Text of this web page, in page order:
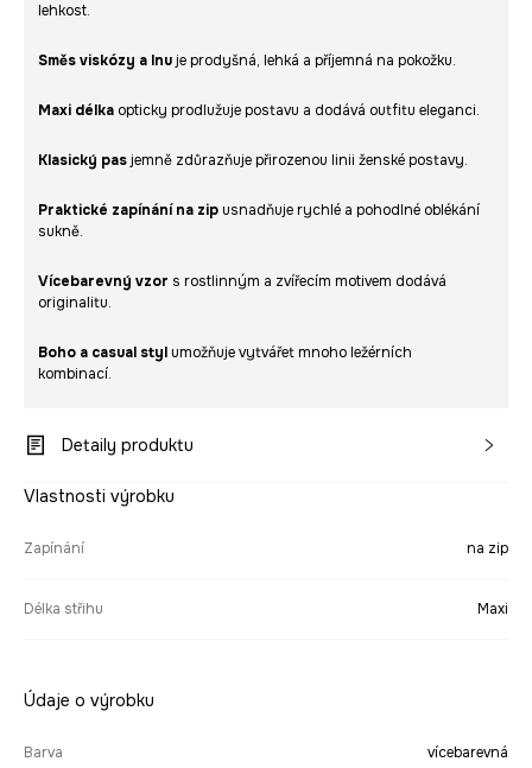
lehkost.
Směs viskózy a lnuje prodyšná, lehká a příjemná na pokožku.
Maxi délka opticky prodlužuje postavu a dodává outfitu eleganci.
Klasický pasjemně zdůrazňuje přirozenou linii ženské postavy.
Praktické zapínání na zip usnadňuje rychlé a pohodlné oblékání
sukně.
Vícebarevný vzor s rostlinným a zvířecím motivem dodává
originalitu.
Boho a casual styl umožňuje vytvářet mnoho ležérních
kombinací.
Detaily produktu
Vlastnosti výrobku
Zapínání na zip
Délka střihu Maxi
Údaje o výrobku
Barva vícebarevná